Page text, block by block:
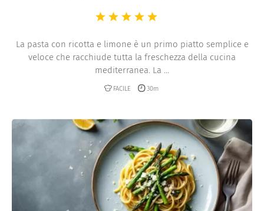
La pasta con ricotta e limone è un primo piatto semplice e
veloce che racchiude tutta la freschezza della cucina
mediterranea. La ...
FACILE 30m